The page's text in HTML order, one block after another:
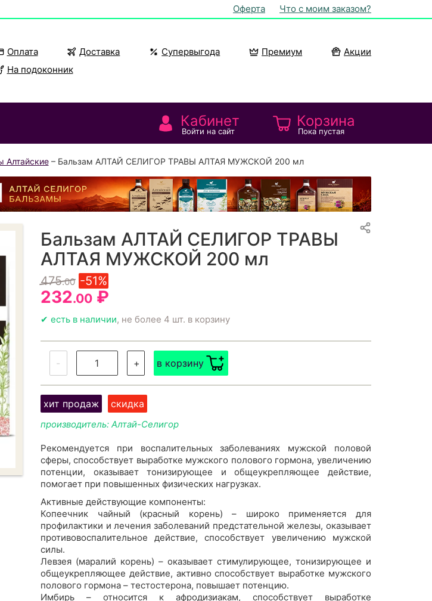
Оферта Что с моим заказом?
Оплата Доставка Супервыгода Премиум
Акции
На подоконник
Кабинет
Войти на сайт
Корзина
Пока пустая
Алтайские– Бальзам АЛТАЙ СЕЛИГОР ТРАВЫ АЛТАЯ МУЖСКОЙ 200 мл
Бальзам АЛТАЙ СЕЛИГОР ТРАВЫ
АЛТАЯ МУЖСКОЙ 200 мл
475.00 -51%
232.00₽
✔ есть в наличии, не более 4 шт. в корзину
- + в корзину
хит продаж скидка
производитель: Алтай-Селигор
Рекомендуется при воспалительных заболеваниях мужской половой
сферы, способствует выработке мужского полового гормона, увеличению
потенции, оказывает тонизирующее и общеукрепляющее действие,
помогает при повышенных физических нагрузках.
Активные действующие компоненты:
Копеечник чайный (красный корень) – широко применяется для
профилактики и лечения заболеваний предстательной железы, оказывает
противовоспалительное действие, способствует увеличению мужской
силы.
Левзея (маралий корень) – оказывает стимулирующее, тонизирующее и
общеукрепляющее действие, активно способствует выработке мужского
полового гормона – тестостерона, повышает потенцию.
Имбирь – относится к афродизиакам, способствует выработке